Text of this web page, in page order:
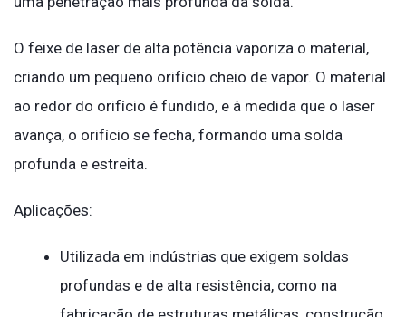
O feixe de laser de alta potência vaporiza o material,
criando um pequeno orifício cheio de vapor. O material
ao redor do orifício é fundido, e à medida que o laser
avança, o orifício se fecha, formando uma solda
profunda e estreita.
Aplicações:
Utilizada em indústrias que exigem soldas
profundas e de alta resistência, como na